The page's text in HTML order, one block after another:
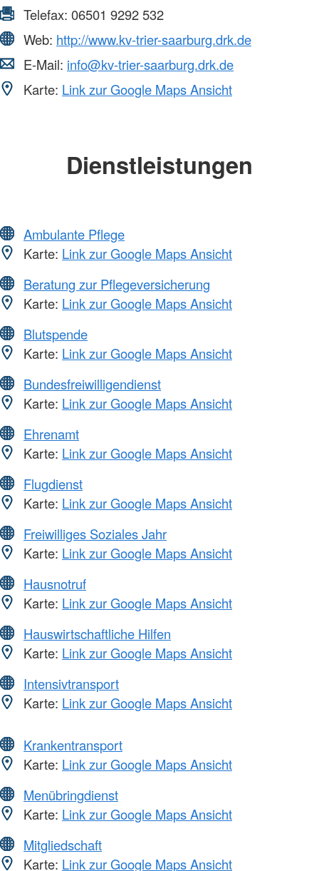
Telefax: 06501 9292 532
Web: http://www.kv-trier-saarburg.drk.de
E-Mail: info@kv-trier-saarburg.drk.de
Karte: Link zur Google Maps Ansicht
Dienstleistungen
Ambulante Pflege
Karte: Link zur Google Maps Ansicht
Beratung zur Pflegeversicherung
Karte: Link zur Google Maps Ansicht
Blutspende
Karte: Link zur Google Maps Ansicht
Bundesfreiwilligendienst
Karte: Link zur Google Maps Ansicht
Ehrenamt
Karte: Link zur Google Maps Ansicht
Flugdienst
Karte: Link zur Google Maps Ansicht
Freiwilliges Soziales Jahr
Karte: Link zur Google Maps Ansicht
Hausnotruf
Karte: Link zur Google Maps Ansicht
Hauswirtschaftliche Hilfen
Karte: Link zur Google Maps Ansicht
Intensivtransport
Karte: Link zur Google Maps Ansicht
Krankentransport
Karte: Link zur Google Maps Ansicht
Menübringdienst
Karte: Link zur Google Maps Ansicht
Mitgliedschaft
Karte: Link zur Google Maps Ansicht